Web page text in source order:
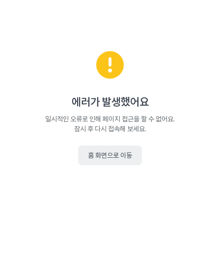
에러가 발생했어요
일시적인 오류로 인해 페이지 접근을 할 수 없어요.
잠시 후 다시 접속해 보세요.
홈 화면으로 이동